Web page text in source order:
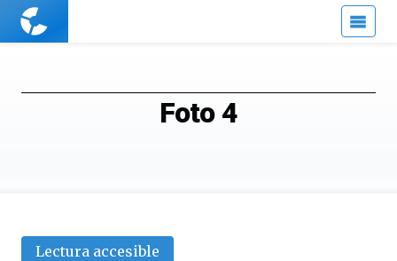
Cuaderno
Foto 4
Lectura accesible